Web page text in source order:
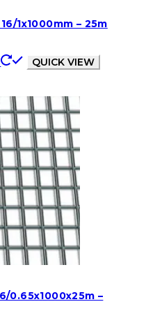
1x1000mm – 25m
QUICK VIEW
0.65x1000x25m –